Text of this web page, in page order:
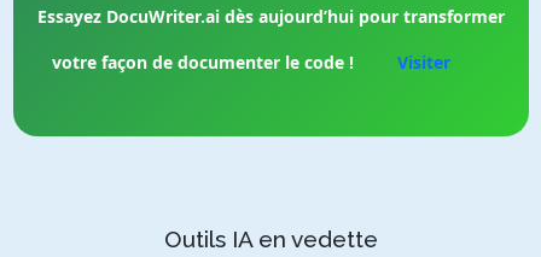
Essayez DocuWriter.ai dès aujourd’hui pour transformer
votre façon de documenter le code !
Visiter
Outils IA en vedette